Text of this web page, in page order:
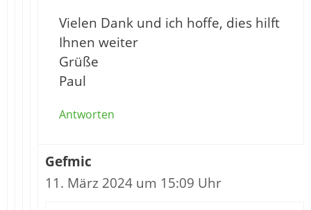
Vielen Dank und ich hoffe, dies hilft
Ihnen weiter
Grüße
Paul
Antworten
Gefmic
11. März 2024 um 15:09 Uhr